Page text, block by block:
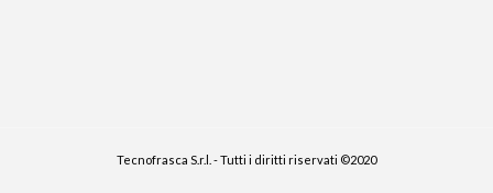
Tecnofrasca S.r.l. - Tutti i diritti riservati ©2020